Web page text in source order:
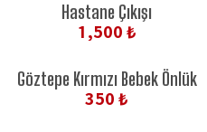
Hastane Çıkışı
1,500 ₺
Göztepe Kırmızı Bebek Önlük
350 ₺